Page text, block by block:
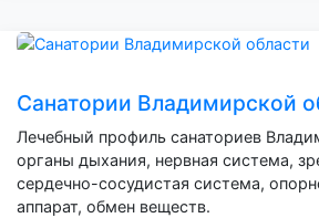
Санатории Владимирской
Лечебный профиль санаториев
органы дыхания, нервная система,
сердечно-сосудистая система,
аппарат, обмен веществ.